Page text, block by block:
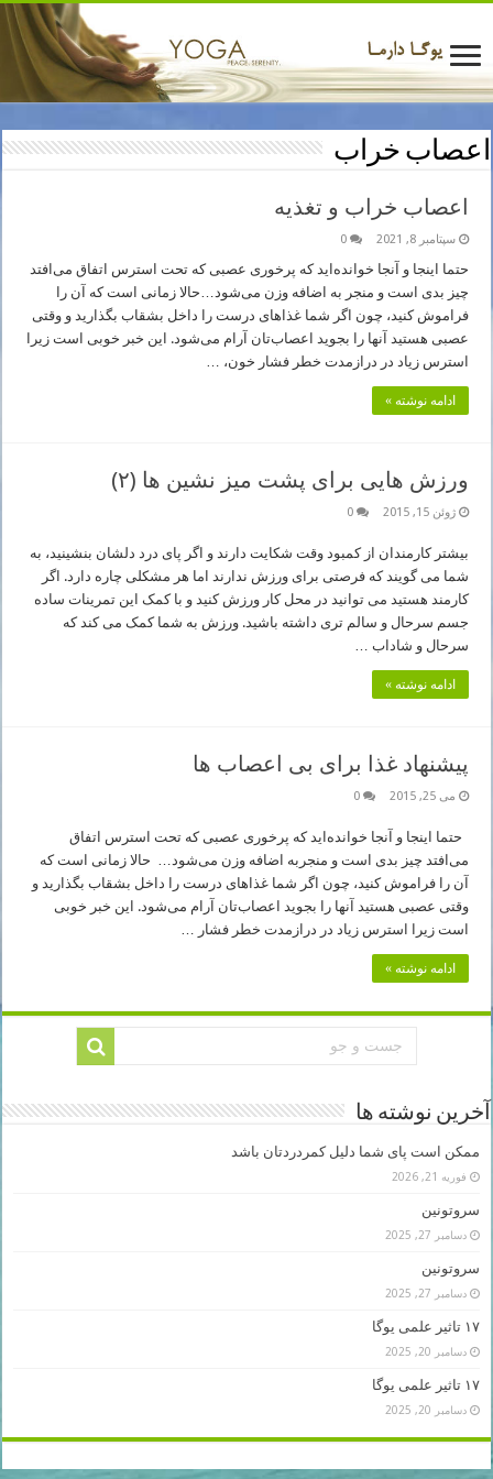
اعصاب خراب
اعصاب خراب و تغذیه
سپتامبر 8, 2021 0
حتما اینجا و آنجا خوانده‌اید که پرخوری عصبی که تحت استرس اتفاق می‌افتد
چیز بدی است و منجر‌ به اضافه ‌وزن می‌شود…حالا زمانی است که آن را
فراموش کنید، چون اگر شما غذاهای درست را داخل بشقاب بگذارید و وقتی
عصبی هستید آنها را بجوید اعصاب‌تان آرام می‌شود. این خبر خوبی است زیرا
استرس زیاد در درازمدت خطر فشار خون، …
ادامه نوشته »
ورزش هایی برای پشت میز نشین ها (۲)
ژوئن 15, 2015 0
بیشتر کارمندان از کمبود وقت شکایت دارند و اگر پای درد دلشان بنشینید، به
شما می گویند که فرصتی برای ورزش ندارند اما هر مشکلی چاره دارد. اگر
کارمند هستید می توانید در محل کار ورزش کنید و با کمک این تمرینات ساده
جسم سرحال و سالم تری داشته باشید. ورزش به شما کمک می کند که
سرحال و شاداب …
ادامه نوشته »
پیشنهاد غذا برای بی اعصاب ها
می 25, 2015 0
حتما اینجا و آنجا خوانده‌اید که پرخوری عصبی که تحت استرس اتفاق
می‌افتد چیز بدی است و منجر‌به اضافه ‌وزن می‌شود… حالا زمانی است که
آن را فراموش کنید، چون اگر شما غذاهای درست را داخل بشقاب بگذارید و
وقتی عصبی هستید آنها را بجوید اعصاب‌تان آرام می‌شود. این خبر خوبی
است زیرا استرس زیاد در درازمدت خطر فشار …
ادامه نوشته »
آخرین نوشته ها
ممکن است پای شما دلیل کمردردتان باشد
فوریه 21, 2026
سروتونین
دسامبر 27, 2025
سروتونین
دسامبر 27, 2025
۱۷ تاثیر علمی یوگا
دسامبر 20, 2025
۱۷ تاثیر علمی یوگا
دسامبر 20, 2025